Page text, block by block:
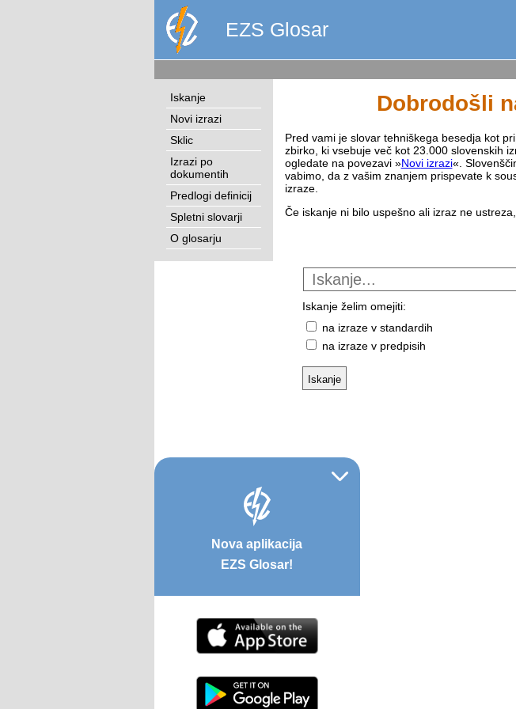
EZS Glosar
Iskanje
Novi izrazi
Sklic
Izrazi po
dokumentih
Predlogi definicij
Spletni slovarji
O glosarju
Dobrodošli
Pred vami je slovar tehniškega besedja kot
zbirko, ki vsebuje več kot 23.000 slovenskih
ogledate na povezavi »Novi izrazi«.
vabimo, da z vašim znanjem prispevate k
izraze.
Če iskanje ni bilo uspešno ali izraz ne
Iskanje želim omejiti:
na izraze v standardih
na izraze v predpisih
Nova aplikacija
EZS Glosar!